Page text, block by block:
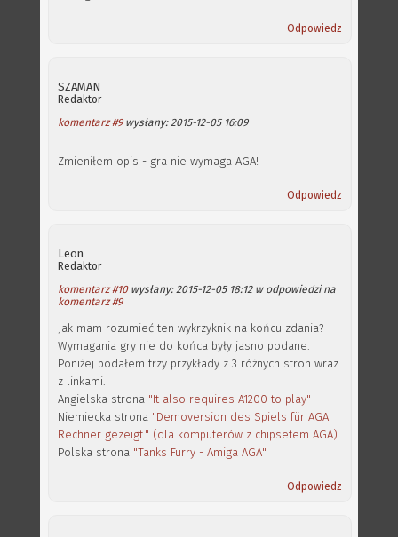
Odpowiedz
SZAMAN
Redaktor
komentarz #9wysłany: 2015-12-05 16:09
Zmieniłem opis - gra nie wymaga AGA!
Odpowiedz
Leon
Redaktor
komentarz #10wysłany: 2015-12-05 18:12 w odpowiedzi na
komentarz #9
Jak mam rozumieć ten wykrzyknik na końcu zdania?
Wymagania gry nie do końca były jasno podane.
Poniżej podałem trzy przykłady z 3 różnych stron wraz
z linkami.
Angielska strona "It also requires A1200 to play"
Niemiecka strona "Demoversion des Spiels für AGA
Rechner gezeigt." (dla komputerów z chipsetem AGA)
Polska strona "Tanks Furry - Amiga AGA"
Odpowiedz